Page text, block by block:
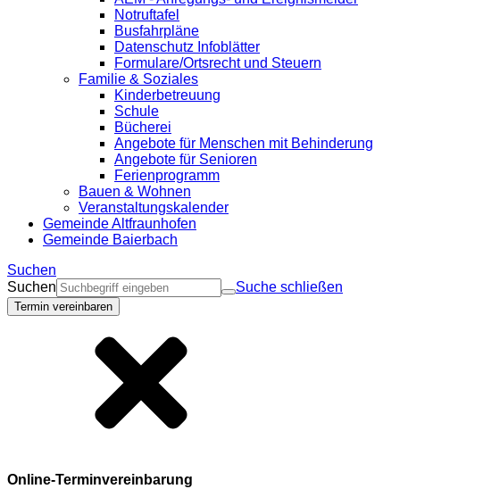
Notruftafel
Busfahrpläne
Datenschutz Infoblätter
Formulare/Ortsrecht und Steuern
Familie & Soziales
Kinderbetreuung
Schule
Bücherei
Angebote für Menschen mit Behinderung
Angebote für Senioren
Ferienprogramm
Bauen & Wohnen
Veranstaltungskalender
Gemeinde Altfraunhofen
Gemeinde Baierbach
Suchen
Suchen
Suche schließen
Termin vereinbaren
Online-Terminvereinbarung